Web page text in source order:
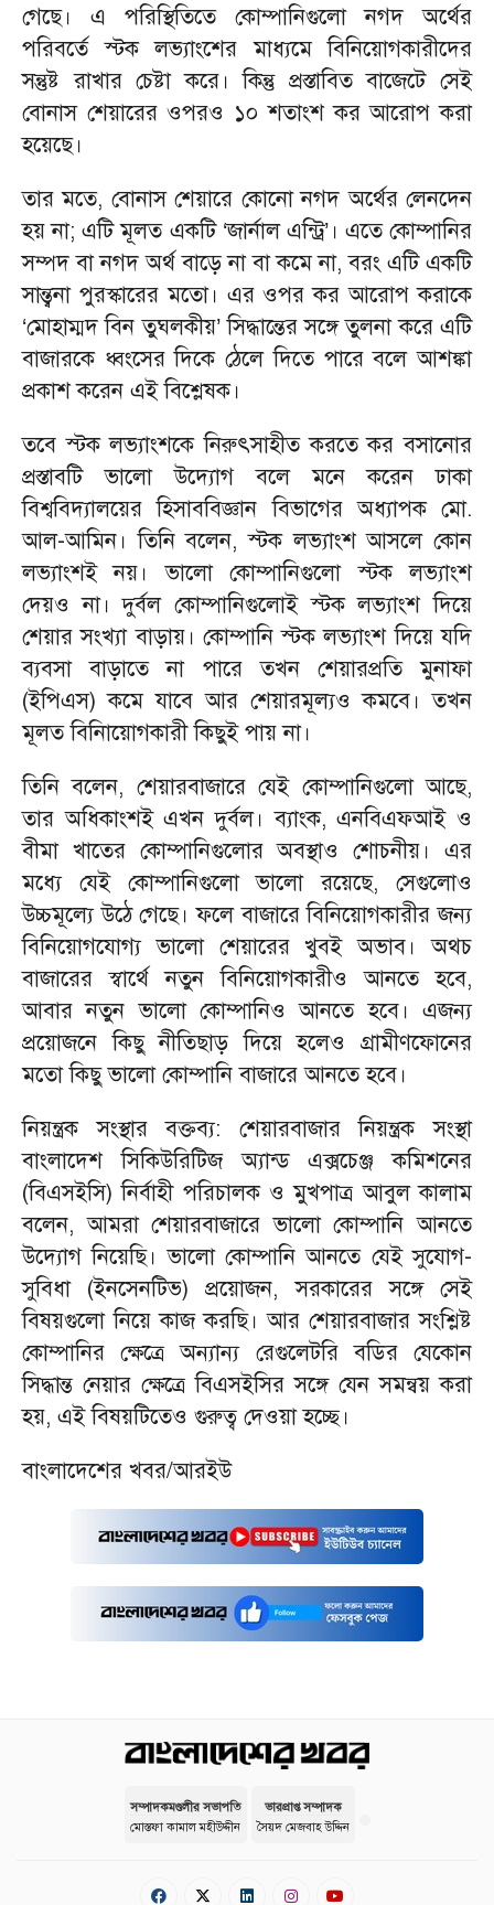
গেছে। এ পরিস্থিতিতে কোম্পানিগুলো নগদ অর্থের
পরিবর্তে স্টক লভ্যাংশের মাধ্যমে বিনিয়োগকারীদের
সন্তুষ্ট রাখার চেষ্টা করে। কিন্তু প্রস্তাবিত বাজেটে সেই
বোনাস শেয়ারের ওপরও ১০ শতাংশ কর আরোপ করা
হয়েছে।
তার মতে, বোনাস শেয়ারে কোনো নগদ অর্থের লেনদেন
হয় না; এটি মূলত একটি ‘জার্নাল এন্ট্রি’। এতে কোম্পানির
সম্পদ বা নগদ অর্থ বাড়ে না বা কমে না, বরং এটি একটি
সান্ত্বনা পুরস্কারের মতো। এর ওপর কর আরোপ করাকে
‘মোহাম্মদ বিন তুঘলকীয়’ সিদ্ধান্তের সঙ্গে তুলনা করে এটি
বাজারকে ধ্বংসের দিকে ঠেলে দিতে পারে বলে আশঙ্কা
প্রকাশ করেন এই বিশ্লেষক।
তবে স্টক লভ্যাংশকে নিরুৎসাহীত করতে কর বসানোর
প্রস্তাবটি ভালো উদ্যোগ বলে মনে করেন ঢাকা
বিশ্ববিদ্যালয়ের হিসাববিজ্ঞান বিভাগের অধ্যাপক মো.
আল-আমিন। তিনি বলেন, স্টক লভ্যাংশ আসলে কোন
লভ্যাংশই নয়। ভালো কোম্পানিগুলো স্টক লভ্যাংশ
দেয়ও না। দুর্বল কোম্পানিগুলোই স্টক লভ্যাংশ দিয়ে
শেয়ার সংখ্যা বাড়ায়। কোম্পানি স্টক লভ্যাংশ দিয়ে যদি
ব্যবসা বাড়াতে না পারে তখন শেয়ারপ্রতি মুনাফা
(ইপিএস) কমে যাবে আর শেয়ারমূল্যও কমবে। তখন
মূলত বিনিায়োগকারী কিছুই পায় না।
তিনি বলেন, শেয়ারবাজারে যেই কোম্পানিগুলো আছে,
তার অধিকাংশই এখন দুর্বল। ব্যাংক, এনবিএফআই ও
বীমা খাতের কোম্পানিগুলোর অবস্থাও শোচনীয়। এর
মধ্যে যেই কোম্পানিগুলো ভালো রয়েছে, সেগুলোও
উচ্চমূল্যে উঠে গেছে। ফলে বাজারে বিনিয়োগকারীর জন্য
বিনিয়োগযোগ্য ভালো শেয়ারের খুবই অভাব। অথচ
বাজারের স্বার্থে নতুন বিনিয়োগকারীও আনতে হবে,
আবার নতুন ভালো কোম্পানিও আনতে হবে। এজন্য
প্রয়োজনে কিছু নীতিছাড় দিয়ে হলেও গ্রামীণফোনের
মতো কিছু ভালো কোম্পানি বাজারে আনতে হবে।
নিয়ন্ত্রক সংস্থার বক্তব্য: শেয়ারবাজার নিয়ন্ত্রক সংস্থা
বাংলাদেশ সিকিউরিটিজ অ্যান্ড এক্সচেঞ্জ কমিশনের
(বিএসইসি) নির্বাহী পরিচালক ও মুখপাত্র আবুল কালাম
বলেন, আমরা শেয়ারবাজারে ভালো কোম্পানি আনতে
উদ্যোগ নিয়েছি। ভালো কোম্পানি আনতে যেই সুযোগ-
সুবিধা (ইনসেনটিভ) প্রয়োজন, সরকারের সঙ্গে সেই
বিষয়গুলো নিয়ে কাজ করছি। আর শেয়ারবাজার সংশ্লিষ্ট
কোম্পানির ক্ষেত্রে অন্যান্য রেগুলেটরি বডির যেকোন
সিদ্ধান্ত নেয়ার ক্ষেত্রে বিএসইসির সঙ্গে যেন সমন্বয় করা
হয়, এই বিষয়টিতেও গুরুত্ব দেওয়া হচ্ছে।
বাংলাদেশের খবর/আরইউ
সম্পাদকমণ্ডলীর সভাপতি
মোস্তফা কামাল মহীউদ্দীন
ভারপ্রাপ্ত সম্পাদক
সৈয়দ মেজবাহ উদ্দিন